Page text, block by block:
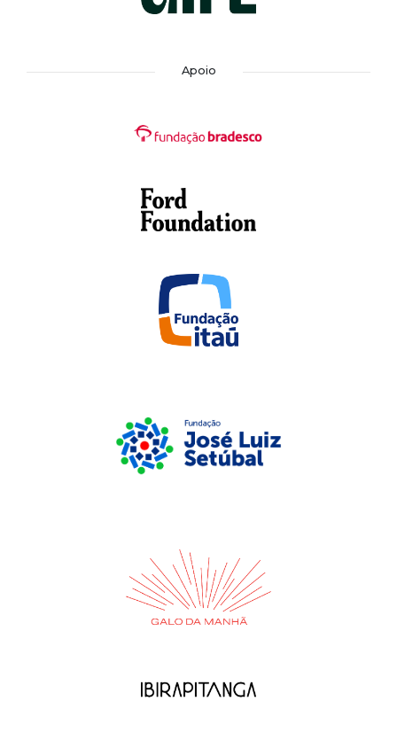
Apoio